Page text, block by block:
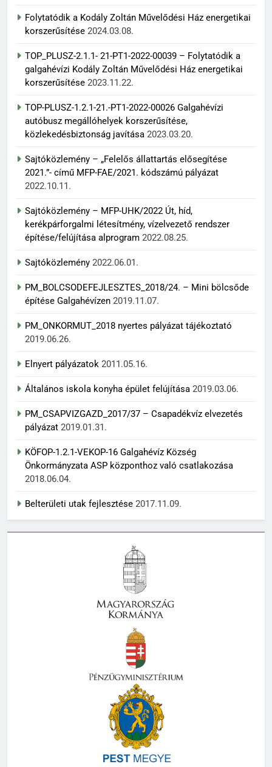
Folytatódik a Kodály Zoltán Művelődési Ház energetikai
korszerűsítése 2024.03.08.
TOP_PLUSZ-2.1.1- 21-PT1-2022-00039 – Folytatódik a
galgahévízi Kodály Zoltán Művelődési Ház energetikai
korszerűsítése 2023.11.22.
TOP-PLUSZ-1.2.1-21.-PT1-2022-00026 Galgahévízi
autóbusz megállóhelyek korszerűsítése,
közlekedésbiztonság javítása 2023.03.20.
Sajtóközlemény – „Felelős állattartás elősegítése
2021.”- című MFP-FAE/2021. kódszámú pályázat
2022.10.11.
Sajtóközlemény – MFP-UHK/2022 Út, híd,
kerékpárforgalmi létesítmény, vízelvezető rendszer
építése/felújítása alprogram 2022.08.25.
Sajtóközlemény 2022.06.01.
PM_BOLCSODEFEJLESZTES_2018/24. – Mini bölcsőde
építése Galgahévízen 2019.11.07.
PM_ONKORMUT_2018 nyertes pályázat tájékoztató
2019.06.26.
Elnyert pályázatok 2011.05.16.
Általános iskola konyha épület felújítása 2019.03.06.
PM_CSAPVIZGAZD_2017/37 – Csapadékvíz elvezetés
pályázat 2019.01.31.
KÖFOP-1.2.1-VEKOP-16 Galgahévíz Község
Önkormányzata ASP központhoz való csatlakozása
2018.06.04.
Belterületi utak fejlesztése 2017.11.09.